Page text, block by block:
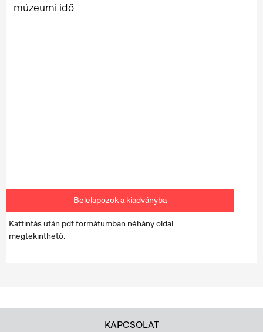
múzeumi idő
Belelapozok a kiadványba
Kattintás után pdf formátumban néhány oldal
megtekinthető.
KAPCSOLAT